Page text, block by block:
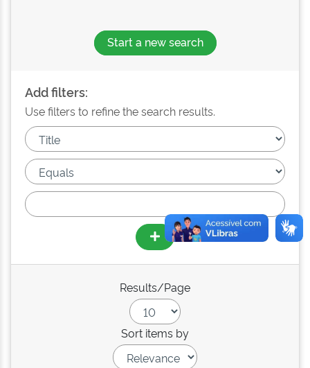
Start a new search
Add filters:
Use filters to refine the search results.
Results/Page
Sort items by